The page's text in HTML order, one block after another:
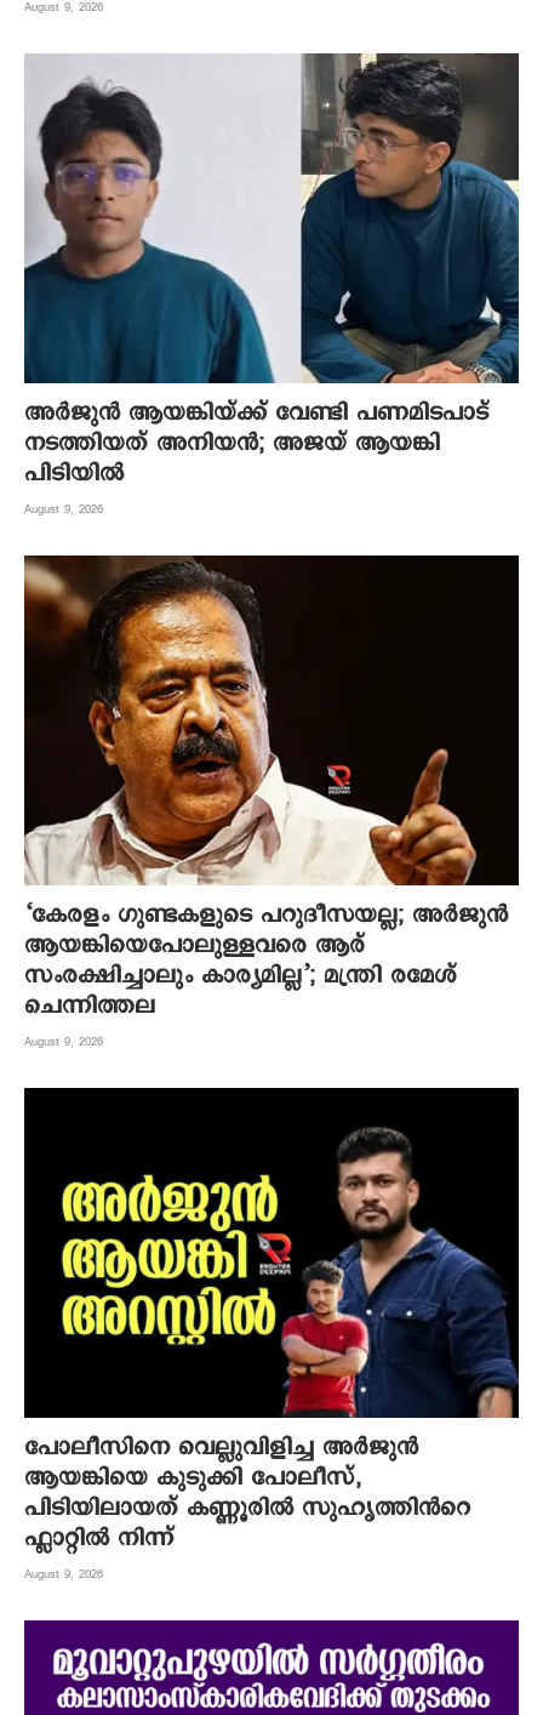
August 9, 2026
അർജുൻ ആയങ്കിയ്ക്ക് വേണ്ടി പണമിടപാട്
നടത്തിയത് അനിയൻ; അജയ് ആയങ്കി
പിടിയിൽ
August 9, 2026
‘കേരളം ഗുണ്ടകളുടെ പറുദീസയല്ല; അർജുൻ
ആയങ്കിയെപോലുള്ളവരെ ആര്
സംരക്ഷിച്ചാലും കാര്യമില്ല’; മന്ത്രി രമേശ്
ചെന്നിത്തല
August 9, 2026
പോലീസിനെ വെല്ലുവിളിച്ച അർജുൻ
ആയങ്കിയെ കുടുക്കി പോലീസ്,
പിടിയിലായത് കണ്ണൂരിൽ സുഹൃത്തിൻറെ
ഫ്ലാറ്റിൽ നിന്ന്
August 9, 2026